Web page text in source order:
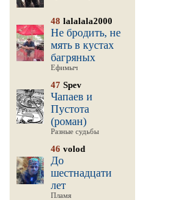
48 lalalala2000
Не бродить, не
мять в кустах
багряных
Ефимыч
47 Spev
Чапаев и
Пустота
(роман)
Разные судьбы
46 volod
До
шестнадцати
лет
Пламя